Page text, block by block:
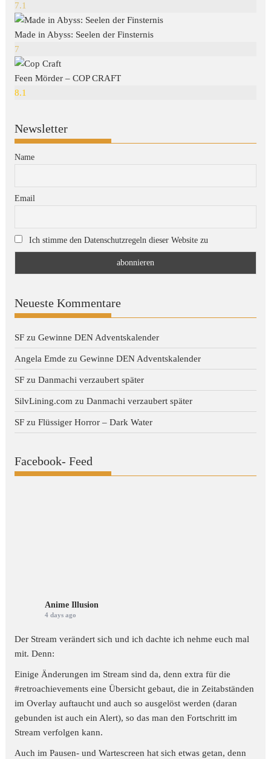
7.1
Made in Abyss: Seelen der Finsternis
7
Feen Mörder – COP CRAFT
8.1
Newsletter
Name
Email
Ich stimme den Datenschutzregeln dieser Website zu
Neueste Kommentare
SF zuGewinne DEN Adventskalender
Angela Emde zuGewinne DEN Adventskalender
SF zuDanmachi verzaubert später
SilvLining.com zuDanmachi verzaubert später
SF zuFlüssiger Horror – Dark Water
Facebook- Feed
Anime Illusion
4 days ago
Der Stream verändert sich und ich dachte ich nehme euch mal
mit. Denn:
Einige Änderungen im Stream sind da, denn extra für die
#retroachievements eine Übersicht gebaut, die in Zeitabständen
im Overlay auftaucht und auch so ausgelöst werden (daran
gebunden ist auch ein Alert), so das man den Fortschritt im
Stream verfolgen kann.
Auch im Pausen- und Wartescreen hat sich etwas getan, denn